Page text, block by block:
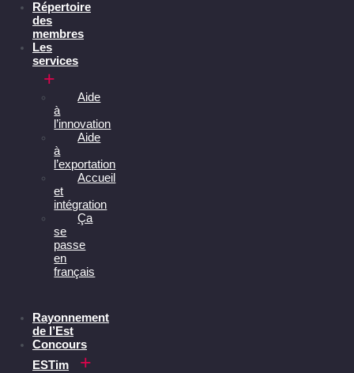
Répertoire
des
membres
Les
services
Aide
à
l’innovation
Aide
à
l’exportation
Accueil
et
intégration
Ça
se
passe
en
français
Rayonnement
de l’Est
Concours
ESTim